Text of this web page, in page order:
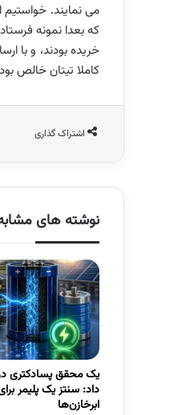
می نمایند. خواستیم
که بعدا نمونه
خریده بودند، و با
کاملا تیتان خالص بود و
اشتراک گذاری
نوشته های
یک محقق پسادکتری
داد: سنتز یک پلیمر
ابرخازن‌ها